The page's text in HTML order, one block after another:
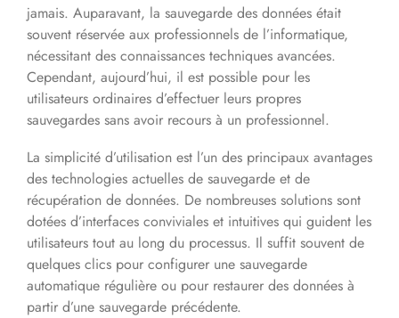
jamais. Auparavant, la sauvegarde des données était
souvent réservée aux professionnels de l’informatique,
nécessitant des connaissances techniques avancées.
Cependant, aujourd’hui, il est possible pour les
utilisateurs ordinaires d’effectuer leurs propres
sauvegardes sans avoir recours à un professionnel.
La simplicité d’utilisation est l’un des principaux avantages
des technologies actuelles de sauvegarde et de
récupération de données. De nombreuses solutions sont
dotées d’interfaces conviviales et intuitives qui guident les
utilisateurs tout au long du processus. Il suffit souvent de
quelques clics pour configurer une sauvegarde
automatique régulière ou pour restaurer des données à
partir d’une sauvegarde précédente.